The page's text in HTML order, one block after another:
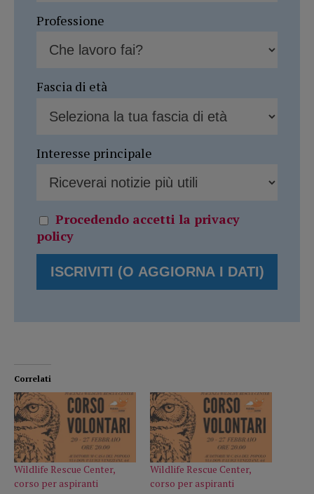
Professione
Fascia di età
Interesse principale
Procedendo accetti la privacy
policy
Correlati
Wildlife Rescue Center,
corso per aspiranti
Wildlife Rescue Center,
corso per aspiranti